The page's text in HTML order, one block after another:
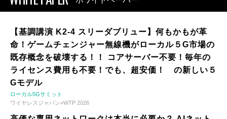
【基調講演 K2-4 スリーダブリュー】何もかもが革
命！ゲームチェンジャー無線機がローカル５G市場の
既存概念を破壊する！！ コアサーバー不要！毎年の
ライセンス費用も不要！でも、超安価！ の新しい５
Gモデル
ローカル5Gサミット
ワイヤレスジャパン×WTP 2026